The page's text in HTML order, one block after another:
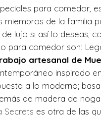
para comedor,
de la familia
lujo si así lo deseas,
para comedor son:
artesanal de
inspirado
a lo moderno;
de madera de
Secrets es otra de las